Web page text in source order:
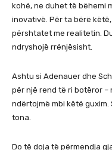
kohë, ne duhet të bëhemi
inovativë. Për ta bërë
përshtatet me realitetin.
ndryshojë rrënjësisht.
Ashtu si Adenauer dhe
për një rend të ri botëror –
ndërtojmë mbi këtë
tona.
Do të doja të përmendja